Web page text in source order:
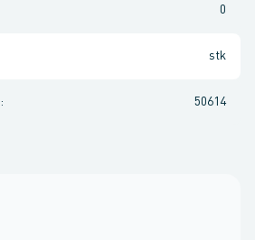
0
stk
: 50614